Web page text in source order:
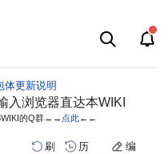
体更新说明
入浏览器直达本WIKI
的Q群→→ 点此←←
刷 历 编